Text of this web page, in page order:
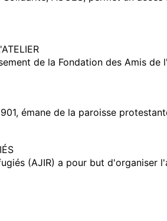
de la Fondation des Amis
émane de la paroisse
(AJIR) a pour but